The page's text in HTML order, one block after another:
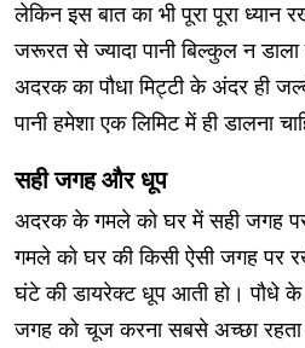
लेकिन इस बात का भी पूरा पूरा ध्यान
जरूरत से ज्यादा पानी बिल्कुल न डाला
अदरक का पौधा मिट्टी के अंदर ही
पानी हमेशा एक लिमिट में ही डालना
सही जगह और धूप
अदरक के गमले को घर में सही जगह
गमले को घर की किसी ऐसी जगह पर
घंटे की डायरेक्ट धूप आती हो। पौधे
जगह को चूज करना सबसे अच्छा